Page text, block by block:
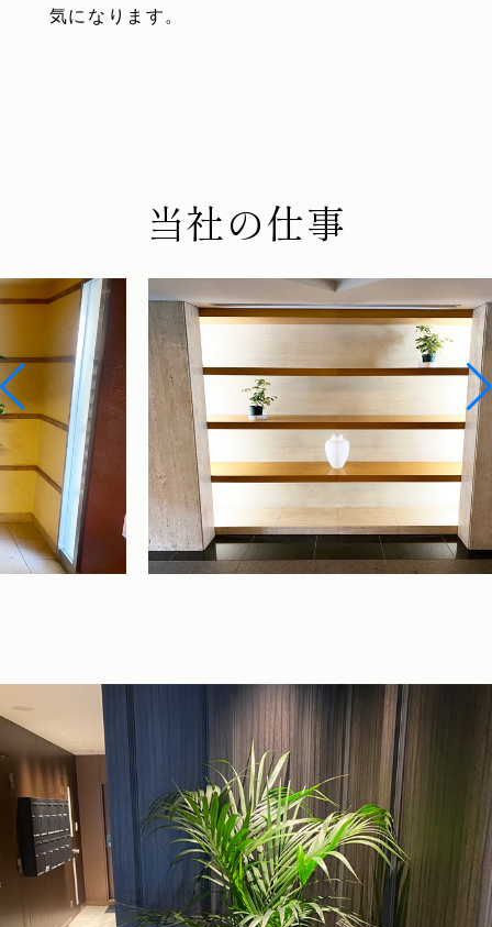
気になります。
当社の仕事